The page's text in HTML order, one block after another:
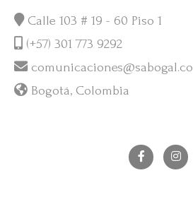
Calle 103 # 19 - 60 Piso 1
(+57) 301 773 9292
comunicaciones@sabogal.co
Bogotá, Colombia